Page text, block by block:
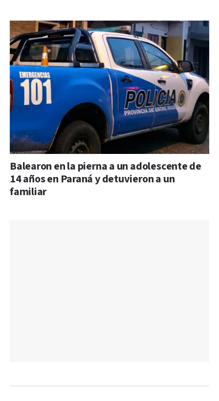
Balearon en la pierna a un adolescente de
14 años en Paraná y detuvieron a un
familiar